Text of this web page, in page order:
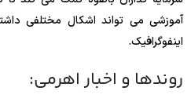
آموزشی می تواند اشکال مختلفی
اینفوگرافیک.
روندها و اخبار اهرمی: